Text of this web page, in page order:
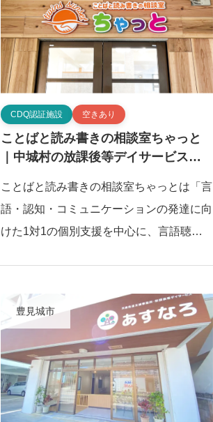
CDQ認証施設 空きあり
ことばと読み書きの相談室ちゃっと
｜中城村の放課後等デイサービス・
ことばと読み書きの相談室ちゃっとは「言
語・認知・コミュニケーションの発達に向
けた1対1の個別支援を中心に、言語聴覚
後等デイサ […]
豊見城市